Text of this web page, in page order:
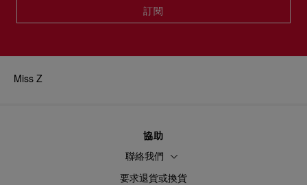
訂閱
Miss Z
協助
聯絡我們
要求退貨或換貨